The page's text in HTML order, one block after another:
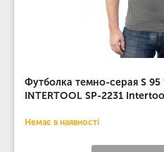
Футболка темно-серая S 95
INTERTOOL SP-2231
Немає в наявності